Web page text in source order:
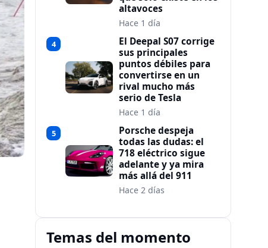
altavoces
Hace 1 día
4
El Deepal S07 corrige
sus principales
puntos débiles para
convertirse en un
rival mucho más
serio de Tesla
Hace 1 día
5
Porsche despeja
todas las dudas: el
718 eléctrico sigue
adelante y ya mira
más allá del 911
Hace 2 días
Temas del momento